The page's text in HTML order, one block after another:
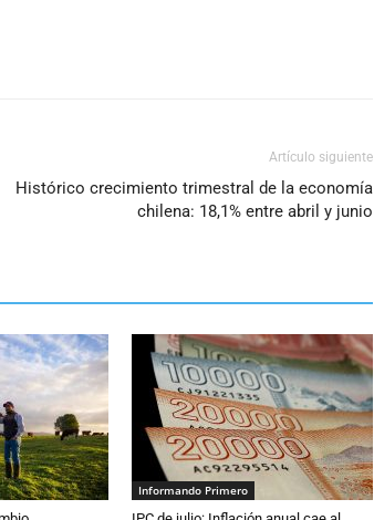
Artículo siguiente
Histórico crecimiento trimestral de la economía
chilena: 18,1% entre abril y junio
Informando Primero